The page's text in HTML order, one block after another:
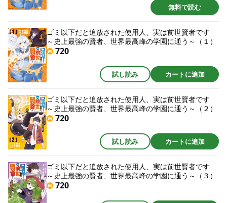
無料で読む
ゴミ以下だと追放された使用人、実は前世賢者です
～史上最強の賢者、世界最高峰の学園に通う～（１）
720
試し読み カートに追加
ゴミ以下だと追放された使用人、実は前世賢者です
～史上最強の賢者、世界最高峰の学園に通う～（２）
720
試し読み カートに追加
ゴミ以下だと追放された使用人、実は前世賢者です
～史上最強の賢者、世界最高峰の学園に通う～（３）
720